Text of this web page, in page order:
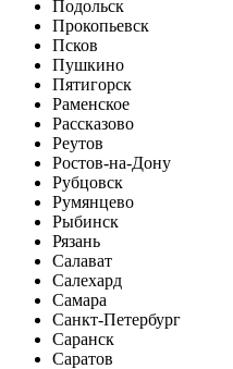
Подольск
Прокопьевск
Псков
Пушкино
Пятигорск
Раменское
Рассказово
Реутов
Ростов-на-Дону
Рубцовск
Румянцево
Рыбинск
Рязань
Салават
Салехард
Самара
Санкт-Петербург
Саранск
Саратов